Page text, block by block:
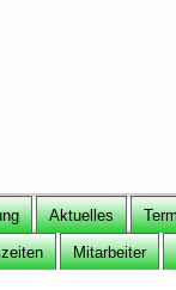
Aktuelles
Mitarbeiter